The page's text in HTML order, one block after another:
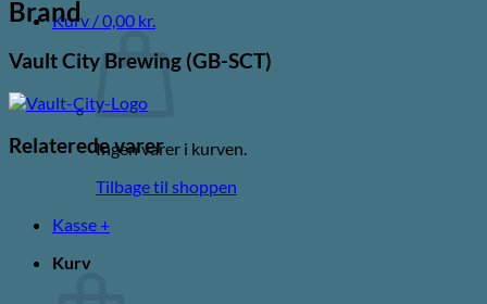
Kurv /0,00 kr.
Ingen varer i kurven.
Tilbage til shoppen
Kasse +
Kurv
Brand
Vault City Brewing (GB-SCT)
Relaterede varer